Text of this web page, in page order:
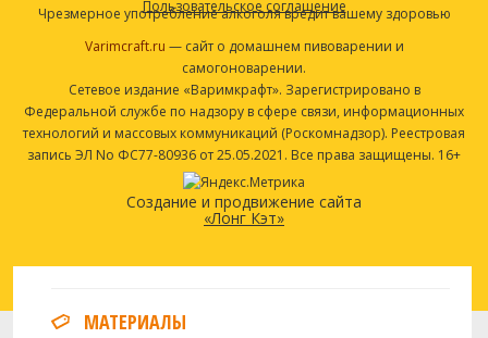
Пользовательское соглашение
Чрезмерное употребление алкоголя вредит вашему здоровью
Varimcraft.ru — сайт о домашнем пивоварении и
самогоноварении.
Сетевое издание «Варимкрафт». Зарегистрировано в
Федеральной службе по надзору в сфере связи, информационных
технологий и массовых коммуникаций (Роскомнадзор). Реестровая
запись ЭЛ No ФС77-80936 от 25.05.2021. Все права защищены. 16+
Создание и продвижение сайта
«Лонг Кэт»
МАТЕРИАЛЫ